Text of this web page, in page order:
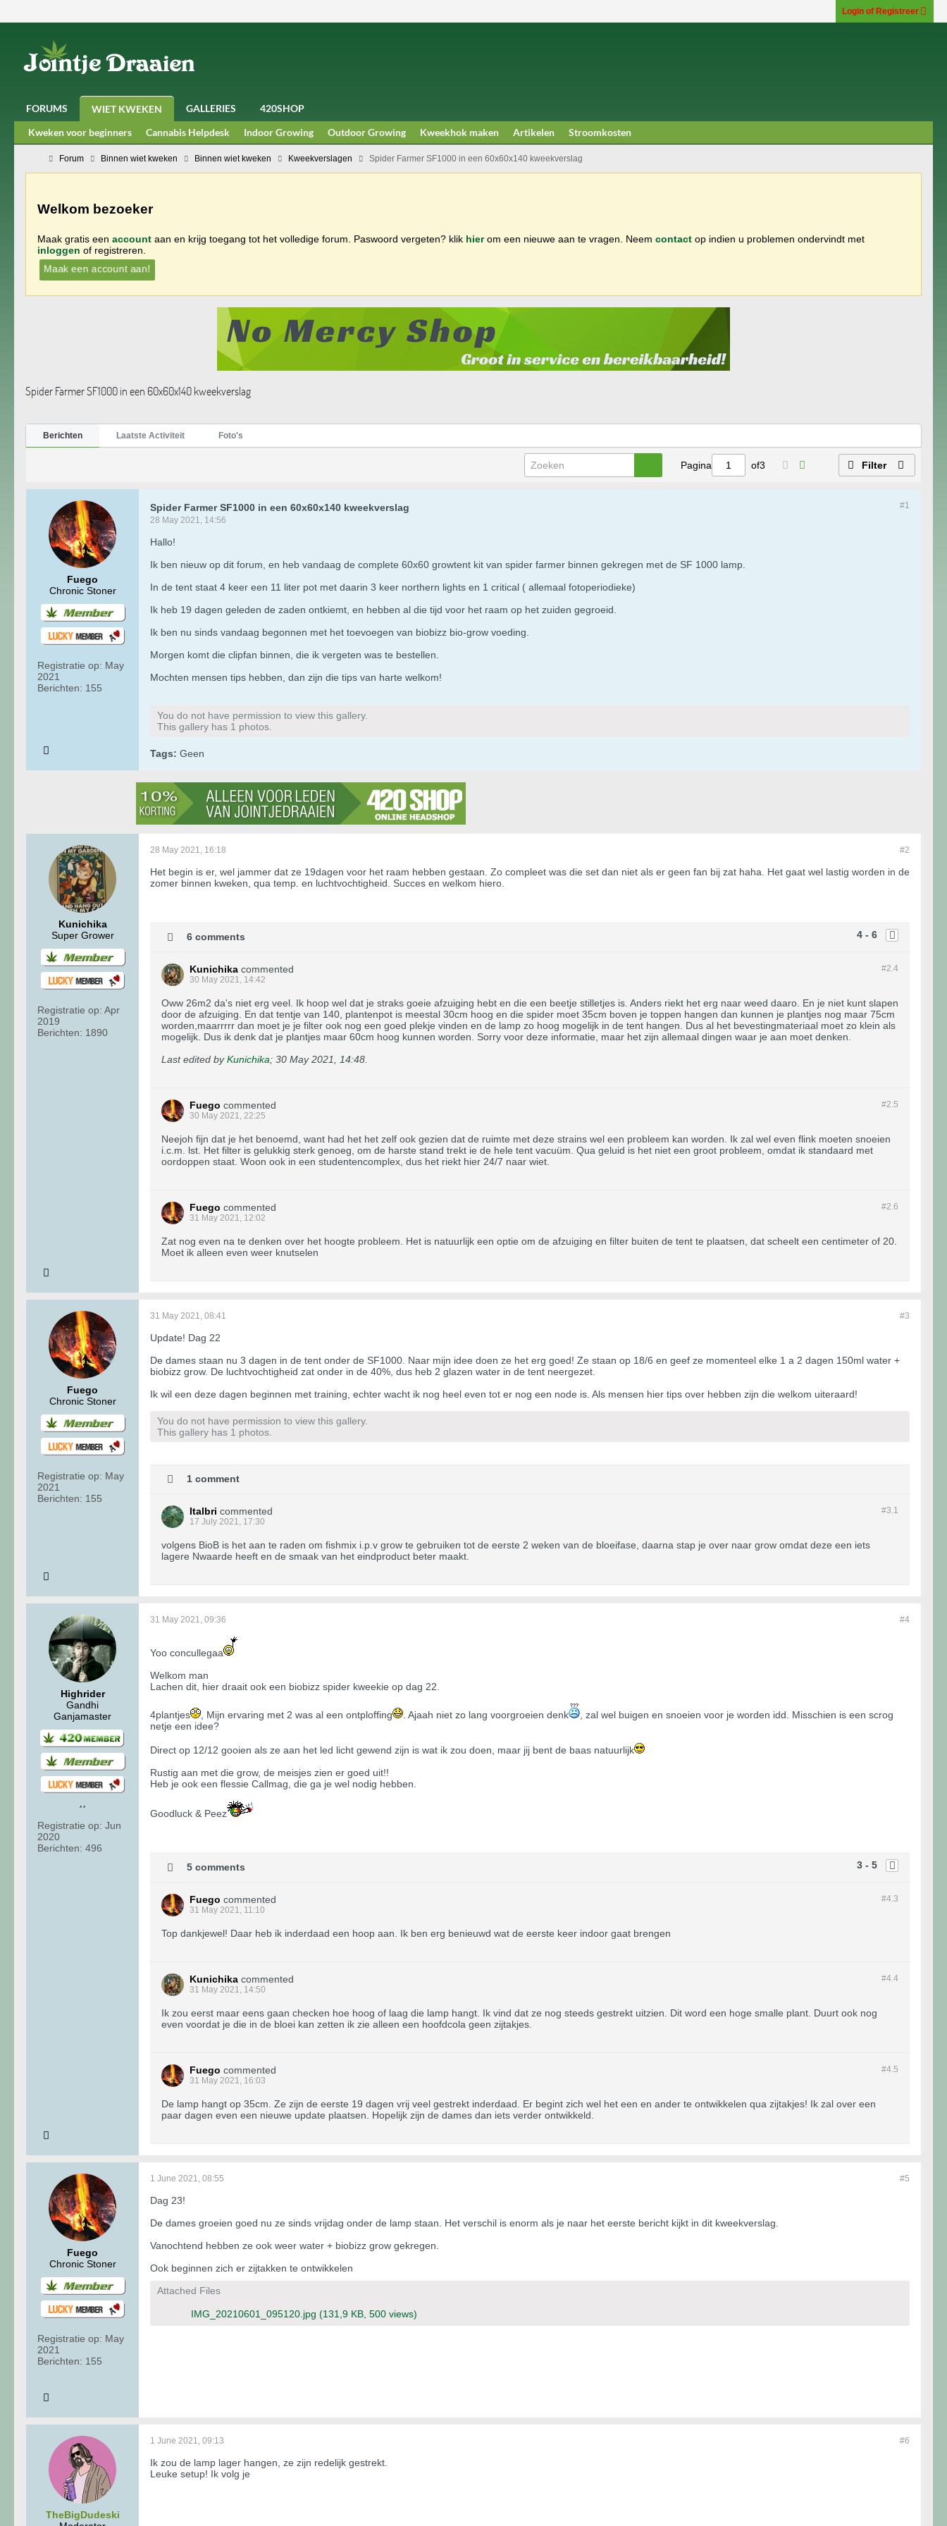
Login of Registreer
FORUMS WIET KWEKEN GALLERIES
420SHOP
Kweken voor beginners
Cannabis Helpdesk Indoor Growing Outdoor Growing Kweekhok maken Artikelen Stroomkosten
Forum Binnen wiet kweken Binnen wiet kweken Kweekverslagen Spider Farmer SF1000 in een 60x60x140 kweekverslag
Welkom bezoeker
Maak gratis een account aan en krijg toegang tot het volledige forum. Paswoord vergeten? klik hierom een nieuwe aan te vragen. Neem contact op indien u problemen ondervindt met
inloggen of registreren.
Maak een account aan!
Spider Farmer SF1000 in een 60x60x140 kweekverslag
Berichten Laatste Activiteit Foto's
Pagina of3 Filter
Fuego
Chronic Stoner
Registratie op: May
2021
Berichten: 155
#1
Spider Farmer SF1000 in een 60x60x140 kweekverslag
28 May 2021, 14:56
Hallo!
Ik ben nieuw op dit forum, en heb vandaag de complete 60x60 growtent kit van spider farmer binnen gekregen met de SF 1000 lamp.
In de tent staat 4 keer een 11 liter pot met daarin 3 keer northern lights en 1 critical ( allemaal fotoperiodieke)
Ik heb 19 dagen geleden de zaden ontkiemt, en hebben al die tijd voor het raam op het zuiden gegroeid.
Ik ben nu sinds vandaag begonnen met het toevoegen van biobizz bio-grow voeding.
Morgen komt die clipfan binnen, die ik vergeten was te bestellen.
Mochten mensen tips hebben, dan zijn die tips van harte welkom!
You do not have permission to view this gallery.
This gallery has 1 photos.
Tags: Geen
Kunichika
Super Grower
Registratie op: Apr
2019
Berichten: 1890
#2
28 May 2021, 16:18
Het begin is er, wel jammer dat ze 19dagen voor het raam hebben gestaan. Zo compleet was die set dan niet als er geen fan bij zat haha. Het gaat wel lastig worden in de
zomer binnen kweken, qua temp. en luchtvochtigheid. Succes en welkom hiero.
4 - 6
6 comments
#2. 4
Kunichika commented
30 May 2021, 14:42
Oww 26m2 da's niet erg veel. Ik hoop wel dat je straks goeie afzuiging hebt en die een beetje stilletjes is. Anders riekt het erg naar weed daaro. En je niet kunt slapen
door de afzuiging. En dat tentje van 140, plantenpot is meestal 30cm hoog en die spider moet 35cm boven je toppen hangen dan kunnen je plantjes nog maar 75cm
worden,maarrrrr dan moet je je filter ook nog een goed plekje vinden en de lamp zo hoog mogelijk in de tent hangen. Dus al het bevestingmateriaal moet zo klein als
mogelijk. Dus ik denk dat je plantjes maar 60cm hoog kunnen worden. Sorry voor deze informatie, maar het zijn allemaal dingen waar je aan moet denken.
Last edited byKunichika; 30 May 2021, 14:48
#2. 5
Fuego commented
30 May 2021, 22:25
Neejoh fijn dat je het benoemd, want had het het zelf ook gezien dat de ruimte met deze strains wel een probleem kan worden. Ik zal wel even flink moeten snoeien
i.c.m. lst. Het filter is gelukkig sterk genoeg, om de harste stand trekt ie de hele tent vacuüm. Qua geluid is het niet een groot probleem, omdat ik standaard met
oordoppen staat. Woon ook in een studentencomplex, dus het riekt hier 24/7 naar wiet.
#2. 6
Fuego commented
31 May 2021, 12:02
Zat nog even na te denken over het hoogte probleem. Het is natuurlijk een optie om de afzuiging en filter buiten de tent te plaatsen, dat scheelt een centimeter of 20.
Moet ik alleen even weer knutselen
Fuego
Chronic Stoner
Registratie op: May
2021
Berichten: 155
#3
31 May 2021, 08:41
Update! Dag 22
De dames staan nu 3 dagen in de tent onder de SF1000. Naar mijn idee doen ze het erg goed! Ze staan op 18/6 en geef ze momenteel elke 1 a 2 dagen 150ml water +
biobizz grow. De luchtvochtigheid zat onder in de 40%, dus heb 2 glazen water in de tent neergezet.
Ik wil een deze dagen beginnen met training, echter wacht ik nog heel even tot er nog een node is. Als mensen hier tips over hebben zijn die welkom uiteraard!
You do not have permission to view this gallery.
This gallery has 1 photos.
1 comment
#3. 1
Italbri commented
17 July 2021, 17:30
volgens BioB is het aan te raden om fishmix i.p.v grow te gebruiken tot de eerste 2 weken van de bloeifase, daarna stap je over naar grow omdat deze een iets
lagere Nwaarde heeft en de smaak van het eindproduct beter maakt.
Highrider
Gandhi
Ganjamaster
Registratie op: Jun
2020
Berichten: 496
#4
31 May 2021, 09:36
Yoo concullegaa
Welkom man
Lachen dit, hier draait ook een biobizz spider kweekie op dag 22.
4plantjes , Mijn ervaring met 2 was al een ontploffing . Ajaah niet zo lang voorgroeien denk
, zal wel buigen en snoeien voor je worden idd. Misschien is een scrog
netje een idee?
Direct op 12/12 gooien als ze aan het led licht gewend zijn is wat ik zou doen, maar jij bent de baas natuurlijk
Rustig aan met die grow, de meisjes zien er goed uit!!
Heb je ook een flessie Callmag, die ga je wel nodig hebben.
Goodluck & Peez
3 - 5
5 comments
#4. 3
Fuego commented
31 May 2021, 11:10
Top dankjewel! Daar heb ik inderdaad een hoop aan. Ik ben erg benieuwd wat de eerste keer indoor gaat brengen
#4. 4
Kunichika commented
31 May 2021, 14:50
Ik zou eerst maar eens gaan checken hoe hoog of laag die lamp hangt. Ik vind dat ze nog steeds gestrekt uitzien. Dit word een hoge smalle plant. Duurt ook nog
even voordat je die in de bloei kan zetten ik zie alleen een hoofdcola geen zijtakjes.
#4. 5
Fuego commented
31 May 2021, 16:03
De lamp hangt op 35cm. Ze zijn de eerste 19 dagen vrij veel gestrekt inderdaad. Er begint zich wel het een en ander te ontwikkelen qua zijtakjes! Ik zal over een
paar dagen even een nieuwe update plaatsen. Hopelijk zijn de dames dan iets verder ontwikkeld.
Fuego
Chronic Stoner
Registratie op: May
2021
Berichten: 155
#5
1 June 2021, 08:55
Dag 23!
De dames groeien goed nu ze sinds vrijdag onder de lamp staan. Het verschil is enorm als je naar het eerste bericht kijkt in dit kweekverslag.
Vanochtend hebben ze ook weer water + biobizz grow gekregen.
Ook beginnen zich er zijtakken te ontwikkelen
Attached Files
IMG_20210601_095120.jpg (131,9 KB, 500 views)
TheBigDudeski
#6
1 June 2021, 09:13
Ik zou de lamp lager hangen, ze zijn redelijk gestrekt.
Leuke setup! Ik volg je